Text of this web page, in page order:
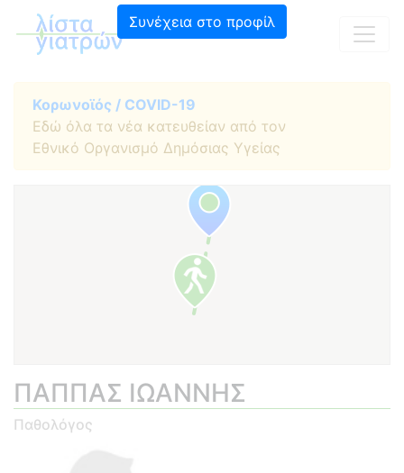
Συνέχεια στο προφίλ
Κορωνοϊός / COVID-19
Εδώ όλα τα νέα κατευθείαν από τον
Εθνικό Οργανισμό Δημόσιας Υγείας
ΠΑΠΠΑΣ ΙΩΑΝΝΗΣ
Παθολόγος